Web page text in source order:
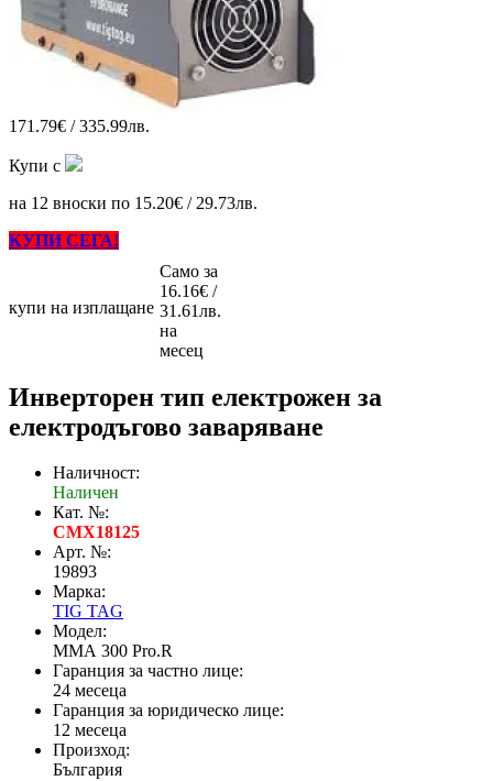
171.79€ / 335.99лв.
Купи с
на 12 вноски по 15.20€ / 29.73лв.
КУПИ СЕГА!
купи на изплащане
Само за
16.16€ /
31.61лв.
на
месец
Инверторен тип електрожен за
електродъгово заваряване
Наличност:
Наличен
Кат. №:
CMX18125
Арт. №:
19893
Марка:
TIG TAG
Модел:
ММА 300 Pro.R
Гаранция за частно лице:
24 месеца
Гаранция за юридическо лице:
12 месеца
Произход:
България